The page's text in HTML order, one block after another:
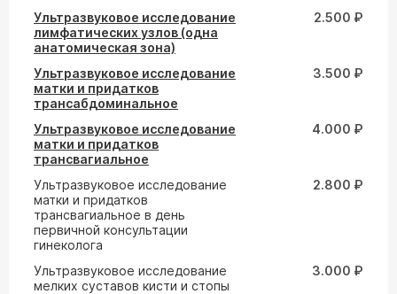
Ультразвуковое исследование
лимфатических узлов (одна
анатомическая зона)
2.500 ₽
Ультразвуковое исследование
матки и придатков
трансабдоминальное
3.500 ₽
Ультразвуковое исследование
матки и придатков
трансвагиальное
4.000 ₽
Ультразвуковое исследование
матки и придатков
трансвагиальное в день
первичной консультации
гинеколога
2.800 ₽
Ультразвуковое исследование
мелких суставов кисти и стопы
3.000 ₽